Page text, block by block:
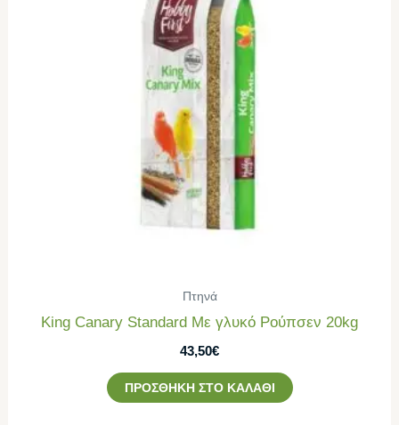
Πτηνά
King Canary Standard Με γλυκό Ρούπσεν 20kg
43,50€
ΠΡΟΣΘΉΚΗ ΣΤΟ ΚΑΛΆΘΙ